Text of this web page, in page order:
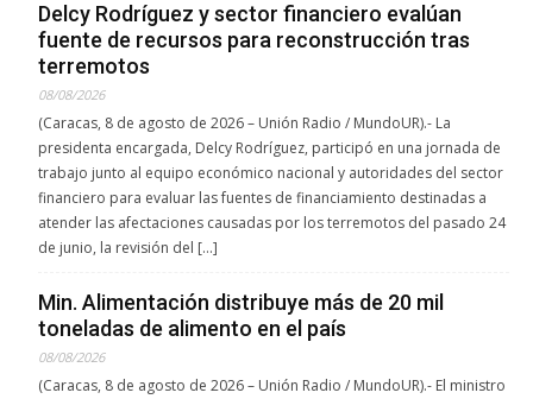
Delcy Rodríguez y sector financiero evalúan
fuente de recursos para reconstrucción tras
terremotos
08/08/2026
(Caracas, 8 de agosto de 2026 – Unión Radio / MundoUR).- La
presidenta encargada, Delcy Rodríguez, participó en una jornada de
trabajo junto al equipo económico nacional y autoridades del sector
financiero para evaluar las fuentes de financiamiento destinadas a
atender las afectaciones causadas por los terremotos del pasado 24
de junio, la revisión del […]
Min. Alimentación distribuye más de 20 mil
toneladas de alimento en el país
08/08/2026
(Caracas, 8 de agosto de 2026 – Unión Radio / MundoUR).- El ministro